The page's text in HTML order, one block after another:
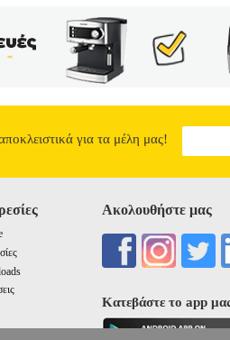
Η πιο πρακτική λύση για
ειδική βάση ώστε να
κατασκευής>Σίδερο•
Greece ΑΕ σε συνεργασία με
μέσα από το site www.plus4u.gr
για τα μέλη μας!
Ακολουθήστε μας
Κατεβάστε το app